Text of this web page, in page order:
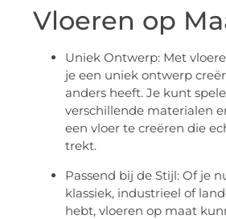
Vloeren op
Uniek Ontwerp: Met
je een uniek ontwerp
anders heeft. Je kunt
verschillende materialen
een vloer te creëren die
trekt.
Passend bij de Stijl: Of je
klassiek, industrieel of
hebt, vloeren op maat